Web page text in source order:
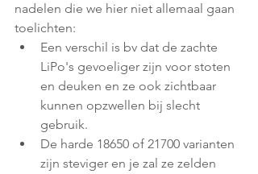
nadelen die we hier niet allemaal gaan
toelichten:
Een verschil is bv dat de zachte
LiPo's gevoeliger zijn voor stoten
en deuken en ze ook zichtbaar
kunnen opzwellen bij slecht
gebruik.
De harde 18650 of 21700 varianten
zijn steviger en je zal ze zelden